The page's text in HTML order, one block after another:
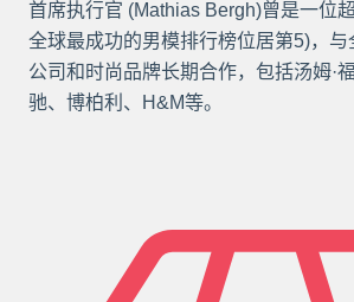
首席执行官 (Mathias Bergh)曾是一位
全球最成功的男模排行榜位居第5)，
公司和时尚品牌长期合作，包括汤姆·
驰、博柏利、H&M等。